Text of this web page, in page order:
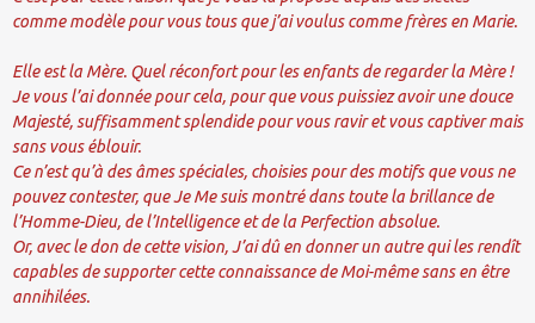
comme modèle pour vous tous que j’ai voulus comme frères en Marie.
Elle est la Mère. Quel réconfort pour les enfants de regarder la Mère !
Je vous l’ai donnée pour cela, pour que vous puissiez avoir une douce
Majesté, suffisamment splendide pour vous ravir et vous captiver mais
sans vous éblouir.
Ce n’est qu’à des âmes spéciales, choisies pour des motifs que vous ne
pouvez contester, que Je Me suis montré dans toute la brillance de
l’Homme-Dieu, de l’Intelligence et de la Perfection absolue.
Or, avec le don de cette vision, J’ai dû en donner un autre qui les rendît
capables de supporter cette connaissance de Moi-même sans en être
annihilées.